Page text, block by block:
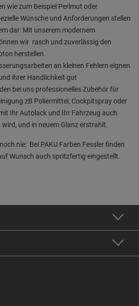
wie zum Beispiel Perlmut oder
Wünsche und Anforderungen stellen
dar: Mit unserem modernem
wir rasch und zuverlässig den
herstellen.
an kleinen Fehlern eignen
ihrer Handlichkeit gut
bei uns professionelles Zubehör für
zB Poliermittel, Cockpitspray oder
Ihr Autolack und Ihr Fahrzeug auch
und in neuem Glanz erstrahlt.
nie: Bei PAKU Farben Fessler finden
Wunsch auch spritzfertig eingestellt.